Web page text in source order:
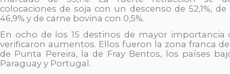
colocaciones de soja con un descenso de 52,1%,
46,9% y de carne bovina con 0,5%.
En ocho de los 15 destinos de mayor importancia
verificaron aumentos. Ellos fueron la zona franca
de Punta Pereira, la de Fray Bentos, los países
Paraguay y Portugal.